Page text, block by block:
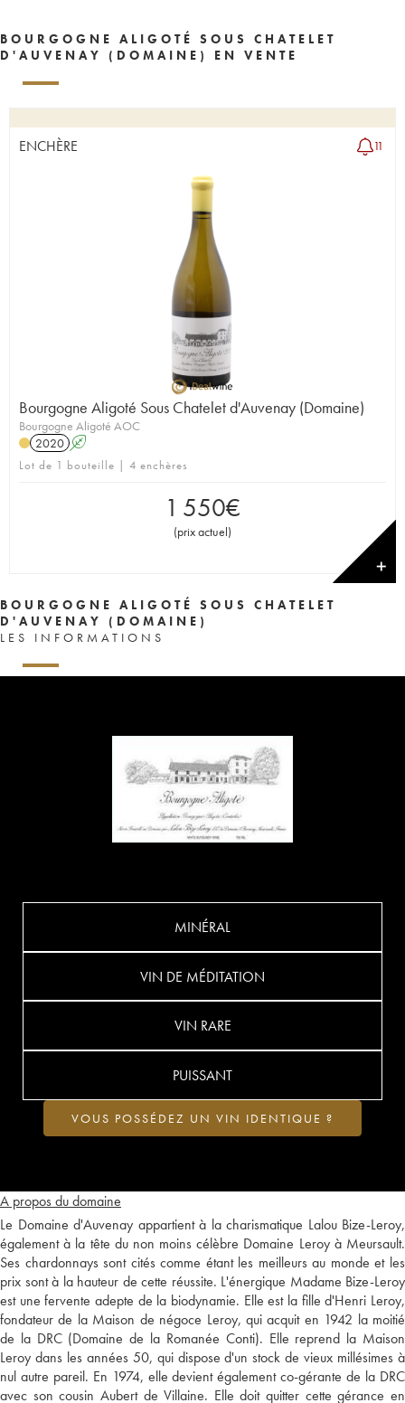
BOURGOGNE ALIGOTÉ SOUS CHATELET
D'AUVENAY (DOMAINE) EN VENTE
ENCHÈRE 11
Bourgogne Aligoté Sous Chatelet d'Auvenay (Domaine)
Bourgogne Aligoté AOC
2020 A
Lot de 1 bouteille | 4 enchères
1 550€
(prix actuel)
✕
BOURGOGNE ALIGOTÉ SOUS CHATELET
D'AUVENAY (DOMAINE)
LES INFORMATIONS
A propos du domaine
Le Domaine d'Auvenay appartient à la charismatique Lalou Bize-Leroy,
également à la tête du non moins célèbre Domaine Leroy à Meursault.
Ses chardonnays sont cités comme étant les meilleurs au monde et les
prix sont à la hauteur de cette réussite. L'énergique Madame Bize-Leroy
est une fervente adepte de la biodynamie. Elle est la fille d'Henri Leroy,
fondateur de la Maison de négoce Leroy, qui acquit en 1942 la moitié
de la DRC (Domaine de la Romanée Conti). Elle reprend la Maison
Leroy dans les années 50, qui dispose d'un stock de vieux millésimes à
nul autre pareil. En 1974, elle devient également co-gérante de la DRC
avec son cousin Aubert de Villaine. Elle doit quitter cette gérance en
MINÉRAL
VIN DE MÉDITATION
VIN RARE
PUISSANT
VOUS POSSÉDEZ UN VIN IDENTIQUE ?